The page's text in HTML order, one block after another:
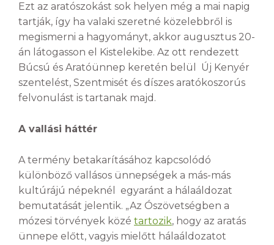
Ezt az aratószokást sok helyen még a mai napig
tartják, így ha valaki szeretné közelebbről is
megismerni a hagyományt, akkor augusztus 20-
án látogasson el Kistelekibe. Az ott rendezett
Búcsú és Aratóünnep keretén belül Új Kenyér
szentelést, Szentmisét és díszes aratókoszorús
felvonulást is tartanak majd.
A vallási háttér
A termény betakarításához kapcsolódó
különböző vallásos ünnepségek a más-más
kultúrájú népeknél egyaránt a hálaáldozat
bemutatását jelentik. „Az Ószövetségben a
mózesi törvények közé tartozik, hogy az aratás
ünnepe előtt, vagyis mielőtt hálaáldozatot